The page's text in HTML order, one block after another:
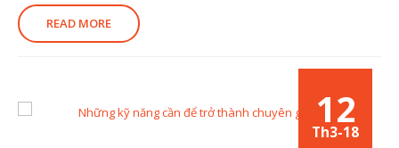
READ MORE
12
Th3-18